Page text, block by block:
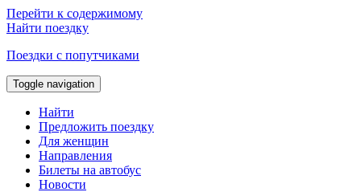
Перейти к содержимому
Найти поездку
Поездки с попутчиками
Toggle navigation
Найти
Предложить поездку
Для женщин
Направления
Билеты на автобус
Новости